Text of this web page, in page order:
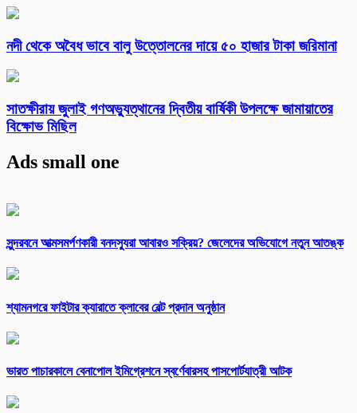
নদী থেকে অবৈধ ভাবে বালু উত্তোলনের দায়ে ৫০ হাজার টাকা জরিমানা
সাতক্ষীরায় জুলাই গণঅভ্যুত্থানের দ্বিতীয় বার্ষিকী উপলক্ষে জামায়াতের
বিক্ষোভ মিছিল
Ads small one
সুন্দরবনে আত্মসমর্পণকারী বনদস্যুরা আবারও সক্রিয়? জেলেদের অভিযোগে নতুন আতঙ্ক
শ্যামনগরে ফাইটার ক্যারাতে ক্লাবের বেল্ট প্রদান অনুষ্ঠান
ভারত পাচারকালে বেনাপোল ইমিগ্রেশনে স্বর্ণেবারসহ পাসপোর্টযাত্রী আটক